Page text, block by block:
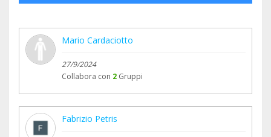
Mario Cardaciotto
27/9/2024
Collabora con 2 Gruppi
Fabrizio Petris